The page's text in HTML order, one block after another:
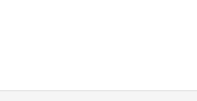
X5 II E70